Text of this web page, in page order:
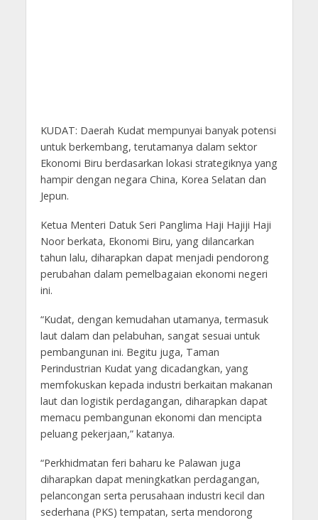
KUDAT: Daerah Kudat mempunyai banyak potensi
untuk berkembang, terutamanya dalam sektor
Ekonomi Biru berdasarkan lokasi strategiknya yang
hampir dengan negara China, Korea Selatan dan
Jepun.
Ketua Menteri Datuk Seri Panglima Haji Hajiji Haji
Noor berkata, Ekonomi Biru, yang dilancarkan
tahun lalu, diharapkan dapat menjadi pendorong
perubahan dalam pemelbagaian ekonomi negeri
ini.
“Kudat, dengan kemudahan utamanya, termasuk
laut dalam dan pelabuhan, sangat sesuai untuk
pembangunan ini. Begitu juga, Taman
Perindustrian Kudat yang dicadangkan, yang
memfokuskan kepada industri berkaitan makanan
laut dan logistik perdagangan, diharapkan dapat
memacu pembangunan ekonomi dan mencipta
peluang pekerjaan,” katanya.
“Perkhidmatan feri baharu ke Palawan juga
diharapkan dapat meningkatkan perdagangan,
pelancongan serta perusahaan industri kecil dan
sederhana (PKS) tempatan, serta mendorong